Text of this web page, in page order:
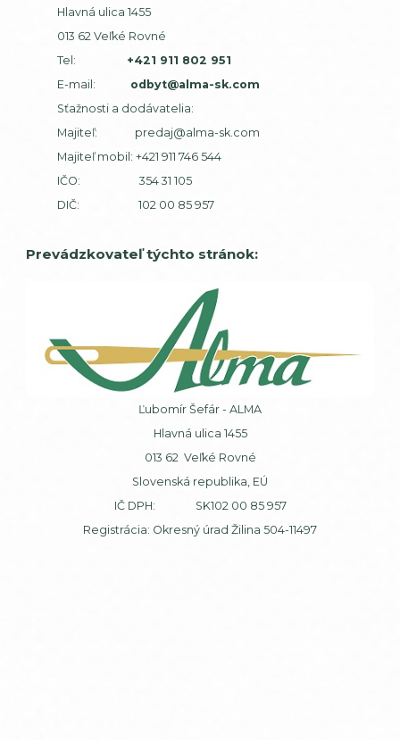
Hlavná ulica 1455
013 62 Veľké Rovné
Tel:
+421 911 802 951
E-mail: odbyt@alma-sk.com
Sťažnosti a dodávatelia:
Majiteľ: predaj@alma-sk.com
Majiteľ mobil: +421 911 746 544
IČO: 354 31 105
DIČ: 102 00 85 957
Prevádzkovateľ týchto stránok:
Ľubomír Šefár - ALMA
Hlavná ulica 1455
013 62 Veľké Rovné
Slovenská republika, EÚ
IČ DPH: SK102 00 85 957
Registrácia: Okresný úrad Žilina 504-11497